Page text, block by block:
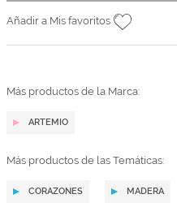
Añadir a Mis favoritos
Más productos de la Marca:
ARTEMIO
Más productos de las Temáticas:
CORAZONES MADERA